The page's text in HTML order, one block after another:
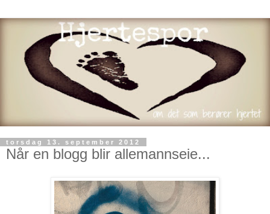
torsdag 13. september 2012
Når en blogg blir allemannseie...